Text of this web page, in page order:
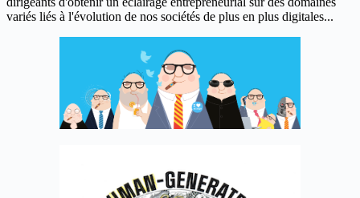
variés liés à l'évolution de nos sociétés de plus en plus digitales...